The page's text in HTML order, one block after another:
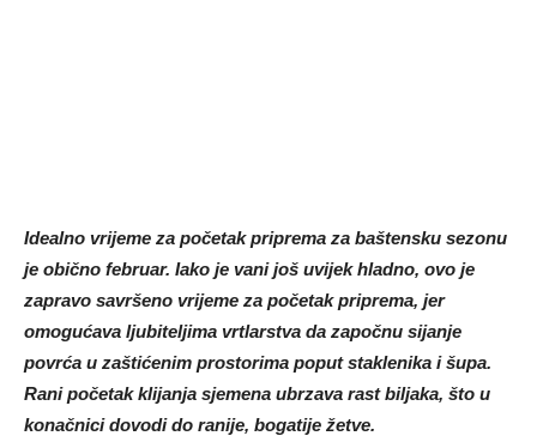
Idealno vrijeme za početak priprema za baštensku sezonu
je obično februar. Iako je vani još uvijek hladno, ovo je
zapravo savršeno vrijeme za početak priprema, jer
omogućava ljubiteljima vrtlarstva da započnu sijanje
povrća u zaštićenim prostorima poput staklenika i šupa.
Rani početak klijanja sjemena ubrzava rast biljaka, što u
konačnici dovodi do ranije, bogatije žetve.